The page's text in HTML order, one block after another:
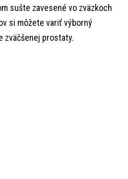
sušte zavesené vo zväzkoch
si môžete variť výborný
zväčšenej prostaty.